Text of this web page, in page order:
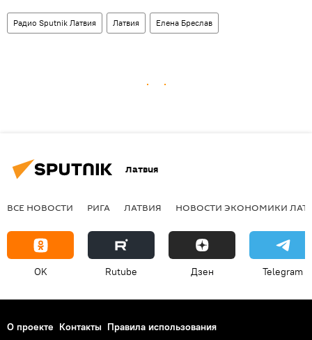
Радио Sputnik Латвия Латвия Елена Бреслав
Латвия
ВСЕ НОВОСТИ РИГА ЛАТВИЯ НОВОСТИ ЭКОНОМИКИ
OK Rutube Дзен Telegram
О проекте Контакты Правила использования